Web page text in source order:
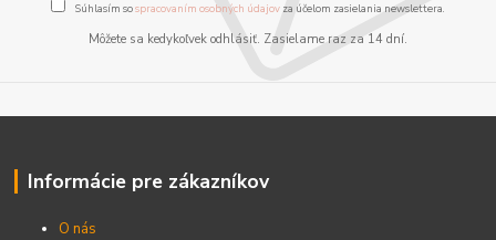
Súhlasím sospracovaním osobných údajov za účelom zasielania newslettera.
Môžete sa kedykoľvek odhlásiť. Zasielame raz za 14 dní.
Informácie pre zákazníkov
O nás